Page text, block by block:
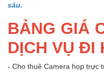
sâu.
BẢNG GIÁ
DỊCH VỤ ĐI
- Cho thuê Camera họp trực